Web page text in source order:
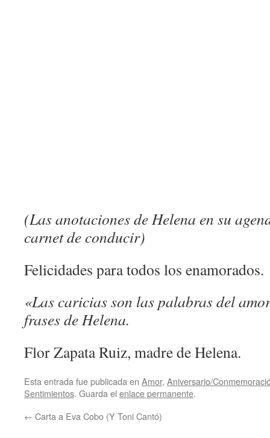
(Las anotaciones de Helena en su
carnet de conducir)
Felicidades para todos los enamorados.
«Las caricias son las palabras del
frases de Helena.
Flor Zapata Ruiz, madre de Helena.
Esta entrada fue publicada en Amor, Aniversario/
Sentimientos. Guarda el enlace permanente.
← Carta a Eva Cobo (Y Toni Cantó)